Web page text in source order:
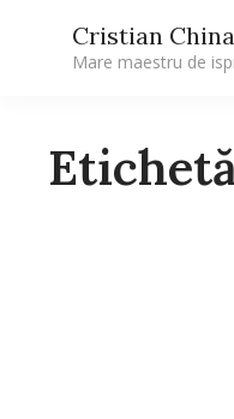
Cristian
Mare maestru de